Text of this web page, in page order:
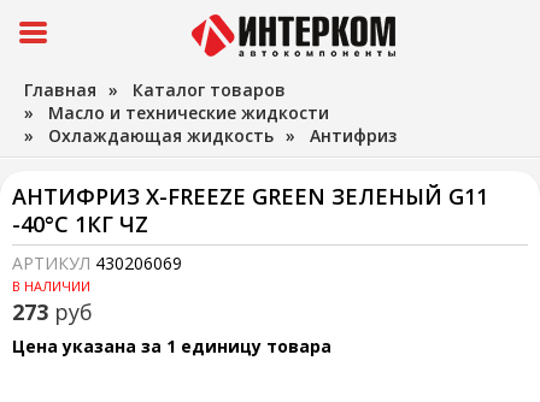
Главная » Каталог товаров
» Масло и технические жидкости
» Охлаждающая жидкость » Антифриз
АНТИФРИЗ X-FREEZE GREEN ЗЕЛЕНЫЙ G11
-40°С 1КГ ЧZ
АРТИКУЛ 430206069
В НАЛИЧИИ
273 руб
Цена указана за 1 единицу товара